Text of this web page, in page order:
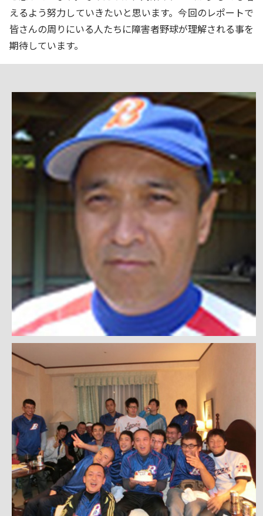
えるよう努力していきたいと思います。今回のレポートで
皆さんの周りにいる人たちに障害者野球が理解される事を
期待しています。